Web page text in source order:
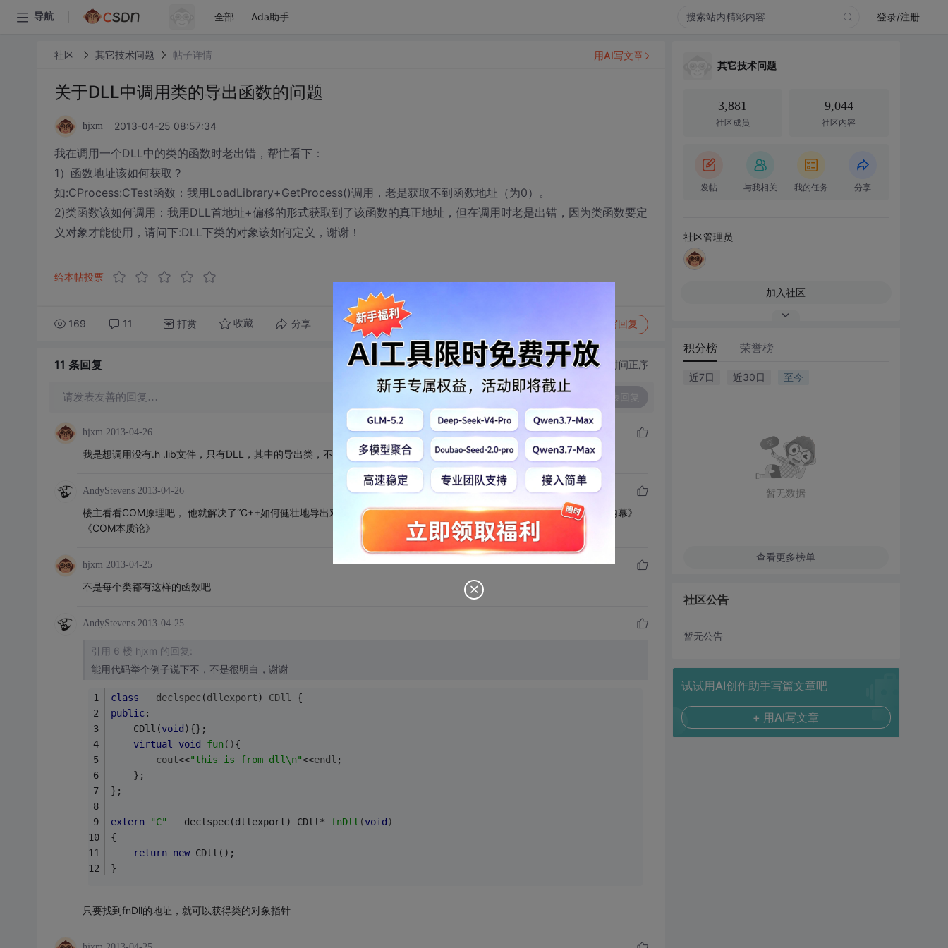
导航 全部 Ada助手 登录/注册
社区 其它技术问题 帖子详情
关于DLL中调用类的导出函数的问题
hjxm 2013-04-25 08:57:34
我在调用一个DLL中的类的函数时老出错，帮忙看下：
1）函数地址该如何获取？
如:CProcess:CTest函数：我用LoadLibrary+GetProcess()调用，老是获取不到函数地址（为0）。
2)类函数该如何调用：我用DLL首地址+偏移的形式获取到了该函数的真正地址，但在调用时老是出错，因为类函数要定
义对象才能使用，请问下:DLL下类的对象该如何定义，谢谢！
给本帖投票
169 11 打赏 收藏 分享 转发到动态 写回复
用AI写文章
11 条回复 切换为时间正序
请发表友善的回复…
hjxm 2013-04-26
我是想调用没有.h .lib文件，只有DLL，其中的导出类，不是如何写DLL的导出类
AndyStevens 2013-04-26
楼主看看COM原理吧， 他就解决了“C++如何健壮地导出对象” 这个问题，推荐几本书： 《com原理及应用》 《com技术内幕》
《COM本质论》
hjxm 2013-04-25
不是每个类都有这样的函数吧
AndyStevens 2013-04-25
引用 6 楼 hjxm 的回复:
能用代码举个例子说下不，不是很明白，谢谢
class declspec (dllexport) CDll
{
public:
	CDll(
void ){};
virtual
void fun(){
cout<<"this is from dll\n"<<endl ;
	};
};
extern "C" __declspec(dllexport) CDll* fnDll (void )
{
return new CDll();
}
只要找到fnDll的地址，就可以获得类的对象指针
其它技术问题
3,881
社区成员
9,044
社区内容
发帖 与我相关 我的任务 分享
社区管理员
加入社区
积分榜 荣誉榜
近7日 近30日 至今
暂无数据
查看更多榜单
社区公告
暂无公告
试试用AI创作助手写篇文章吧
+ 用AI写文章